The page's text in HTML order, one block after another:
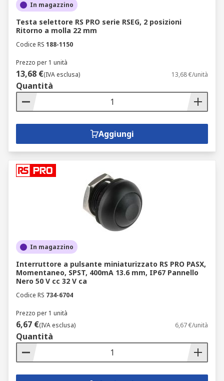
In magazzino
Testa selettore RS PRO serie RSEG, 2 posizioni
Ritorno a molla 22 mm
Codice RS 188-1150
Prezzo per 1 unità
13,68 €(IVA esclusa) 13,68 €/unità
Quantità
Aggiungi
In magazzino
Interruttore a pulsante miniaturizzato RS PRO PASX,
Momentaneo, SPST, 400mA 13.6 mm, IP67 Pannello
Nero 50 V cc 32 V ca
Codice RS 734-6704
Prezzo per 1 unità
6,67 €(IVA esclusa) 6,67 €/unità
Quantità